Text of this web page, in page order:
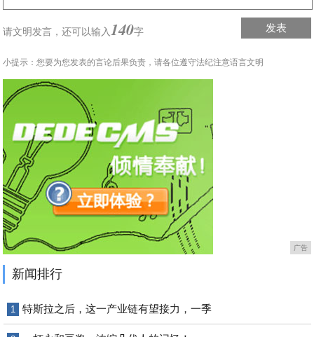
请文明发言，还可以输入 140字 发表
小提示：您要为您发表的言论后果负责，请各位遵守法纪注意语言文明
广告
新闻排行
1 特斯拉之后，这一产业链有望接力，一季